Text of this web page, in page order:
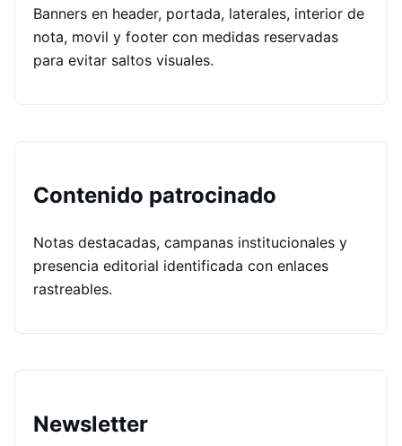
Banners en header, portada, laterales, interior de
nota, movil y footer con medidas reservadas
para evitar saltos visuales.
Contenido patrocinado
Notas destacadas, campanas institucionales y
presencia editorial identificada con enlaces
rastreables.
Newsletter